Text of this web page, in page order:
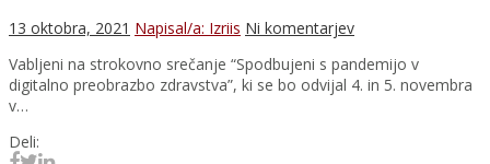
13 oktobra, 2021 Napisal/a: Izriis Ni komentarjev
Vabljeni na strokovno srečanje “Spodbujeni s pandemijo v
digitalno preobrazbo zdravstva”, ki se bo odvijal 4. in 5. novembra
v…
Deli: